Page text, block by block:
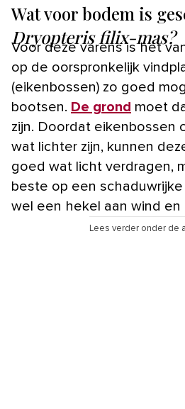
Wat voor bodem is
Dryopteris filix-mas?
Voor deze varens is het
op de oorspronkelijk
(eikenbossen) zo goed
bootsen. De grond moet
zijn. Doordat eikenbossen
wat lichter zijn, kunnen
goed wat licht verdragen,
beste op een
wel een hekel aan wind en
Lees verder onder de